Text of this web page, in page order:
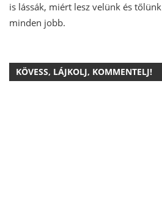
is lássák, miért lesz velünk és tőlünk
minden jobb.
KÖVESS, LÁJKOLJ, KOMMENTELJ!